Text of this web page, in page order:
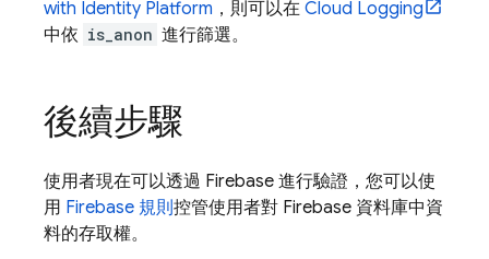
with Identity Platform ，則可以在 Cloud Logging
中依 is_anon 進行篩選。
後續步驟
使用者現在可以透過 Firebase 進行驗證，您可以使
用 Firebase 規則控管使用者對 Firebase 資料庫中資
料的存取權。